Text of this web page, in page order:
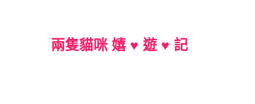
兩隻貓咪 嬉 ♥ 遊 ♥ 記